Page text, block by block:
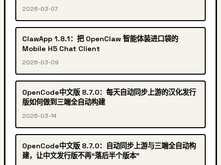
2026-03-07
ClawApp 1.8.1：把 OpenClaw 智能体装进口袋的
Mobile H5 Chat Client
2026-03-09
OpenCode中文版 8.7.0：每天自动同步上游的汉化发行
版如何做到三端全自动构建
2026-03-14
OpenCode中文版 8.7.0：自动同步上游与三端全自动构
建，让中文发行版不再“落后半个版本”